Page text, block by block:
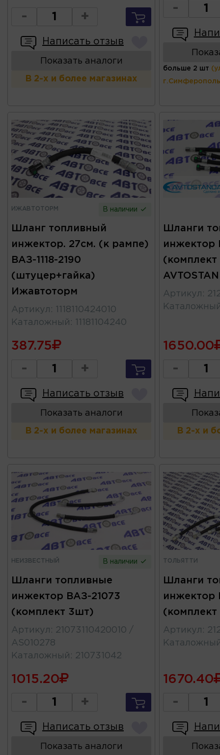
- +
Написать отзыв
Показать аналоги
В 2-х и более магазинах
-
больше 2 шт
ИЖАВТОТОРМ В наличии
Шланг топливный
инжектор. 27см. (к рампе)
ВАЗ-1118-2190
(штуцер+гайка)
Ижавтоторм
Артикул :
1118110424010
Каталожный : 11181104240
387.75
- +
Написать отзыв
Показать аналоги
В 2-х и более магазинах
Шланги
инжектор
Артикул :
1650.00
-
В 2-х и
НЕИЗВЕСТНЫЙ В наличии
Шланги топливные
инжектор ВАЗ-21073
(комплект 3шт)
Артикул : 21073110420010 /
AS010278
Каталожный : 210731042
1015.20
- +
Написать отзыв
Показать аналоги
ТОЛЬЯТТИ
Шланги
инжектор
(комплект
Артикул :
1670.40
-